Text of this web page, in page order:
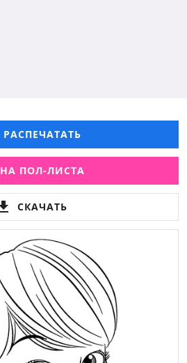
РАСПЕЧАТАТЬ
НА ПОЛ-ЛИСТА
СКАЧАТЬ